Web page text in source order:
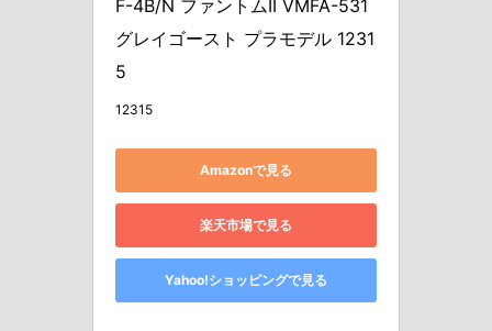
F-4B/N ファントムII VMFA-531
グレイゴースト プラモデル 1231
5
12315
Amazonで見る
楽天市場で見る
Yahoo!ショッピングで見る